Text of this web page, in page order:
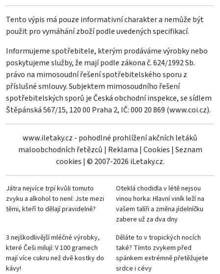
Tento výpis má pouze informativní charakter a nemůže být
použit pro vymáhání zboží podle uvedených specifikací.
Informujeme spotřebitele, kterým prodáváme výrobky nebo
poskytujeme služby, že mají podle zákona č. 624/1992 Sb.
právo na mimosoudní řešení spotřebitelského sporu z
příslušné smlouvy. Subjektem mimosoudního řešení
spotřebitelských sporů je Česká obchodní inspekce, se sídlem
Štěpánská 567/15, 120 00 Praha 2, IČ: 000 20 869 (www.coi.cz).
www.iletaky.cz - pohodlné prohlížení akčních letáků
maloobchodních řetězců | Reklama | Cookies | Seznam
cookies | © 2007-2026 iLetaky.cz.
Játra nejvíce trpí kvůli tomuto
zvyku a alkohol to není: Jste mezi
těmi, kteří to dělají pravidelně?
Oteklá chodidla v létě nejsou
vinou horka: Hlavní viník leží na
vašem talíři a změna jídelníčku
zabere už za dva dny
3 nejškodlivější mléčné výrobky,
které Češi milují: V 100 gramech
mají více cukru než dvě kostky do
kávy!
Děláte to v tropických nocích
také? Tímto zvykem před
spánkem extrémně přetěžujete
srdce i cévy